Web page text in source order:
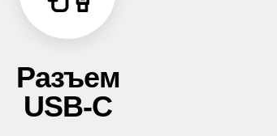
Разъем
USB-C